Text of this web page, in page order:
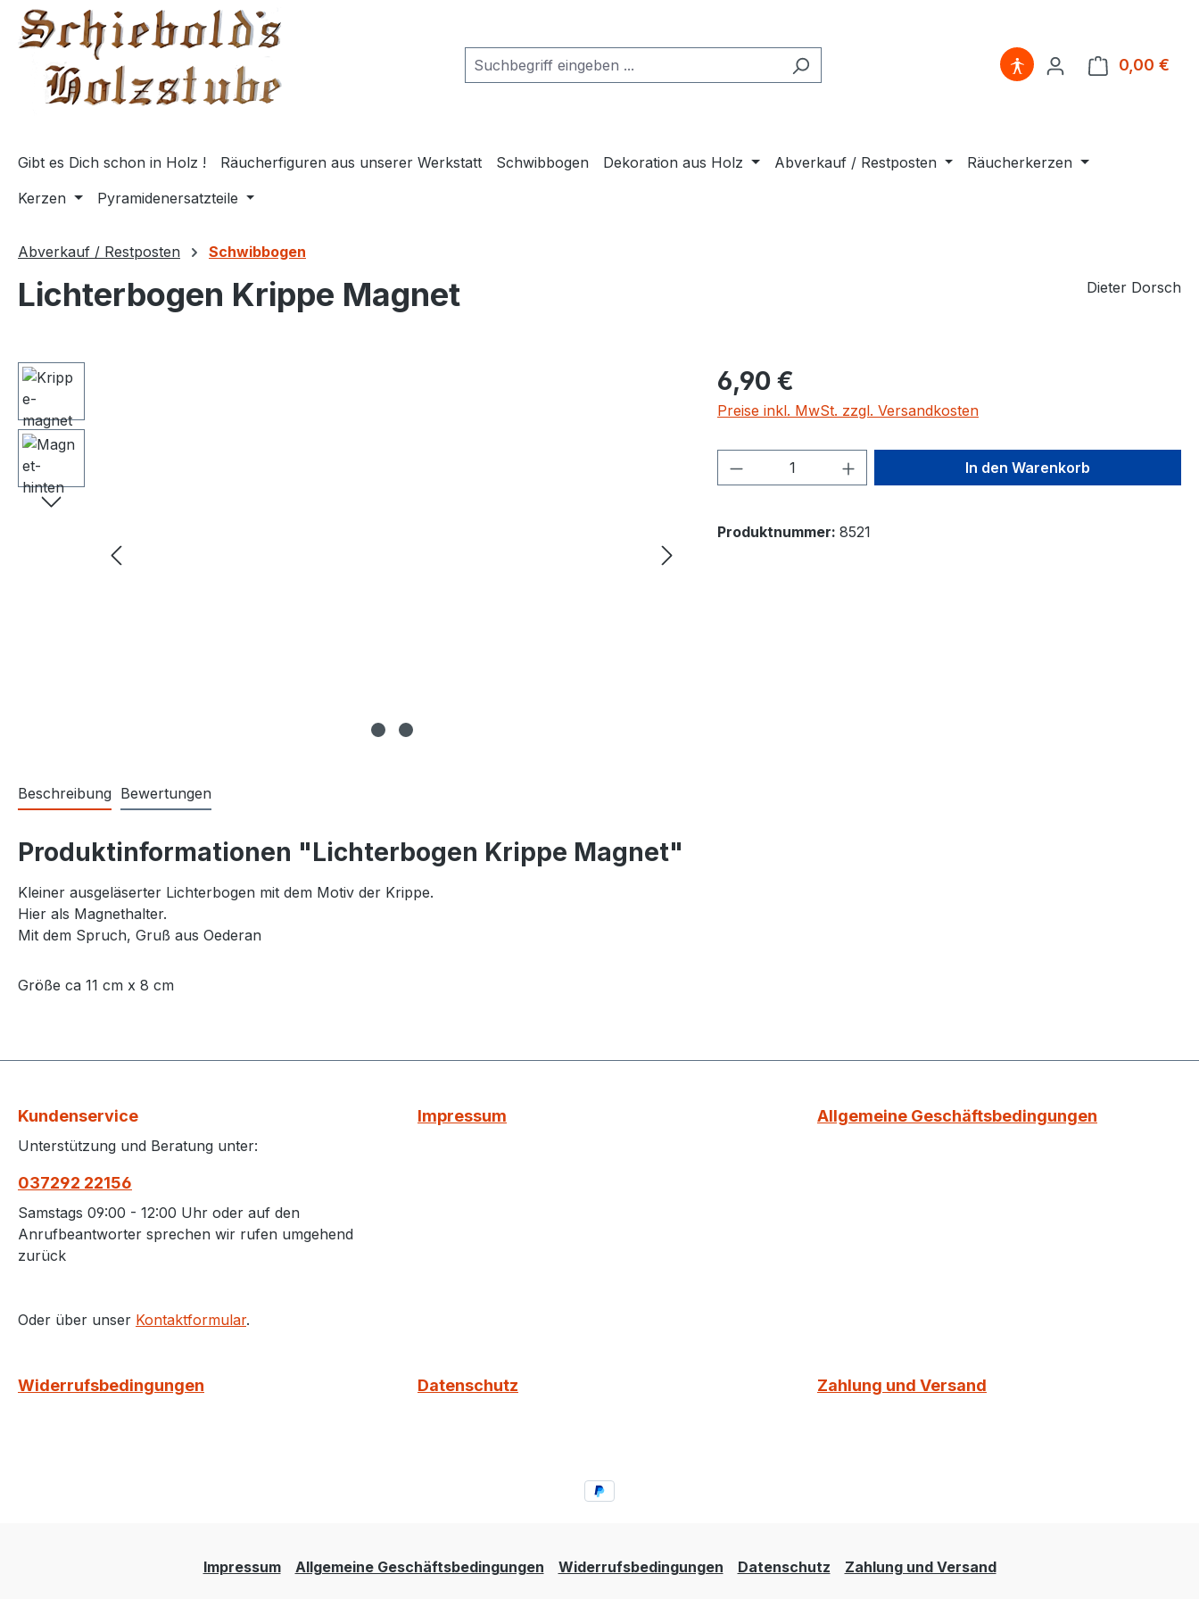
Zur Hauptnavigation springen
0,00 €
Gibt es Dich schon in Holz ! Räucherfiguren aus unserer Werkstatt Schwibbogen Dekoration aus Holz Abverkauf / Restposten
Räucherkerzen
Kerzen
Pyramidenersatzteile
Abverkauf / Restposten Schwibbogen
Lichterbogen Krippe Magnet Dieter Dorsch
Bildergalerie überspringen 6,90 €
Preise inkl. MwSt. zzgl. Versandkosten
Produkt Anzahl: Gib den gewünschten Wert
In den Warenkorb
Produktnummer: 8521
Beschreibung Bewertungen
Produktinformationen "Lichterbogen Krippe Magnet"
Kleiner ausgeläserter Lichterbogen mit dem Motiv der Krippe.
Hier als Magnethalter.
Mit dem Spruch, Gruß aus Oederan
Größe ca 11 cm x 8 cm
Kundenservice
Unterstützung und Beratung unter:
037292 22156
Samstags 09:00 - 12:00 Uhr oder auf den
Anrufbeantworter sprechen wir rufen umgehend
zurück
Oder über unser Kontaktformular.
Impressum Allgemeine Geschäftsbedingungen
Widerrufsbedingungen Datenschutz Zahlung und Versand
Impressum Allgemeine Geschäftsbedingungen Widerrufsbedingungen Datenschutz Zahlung und Versand